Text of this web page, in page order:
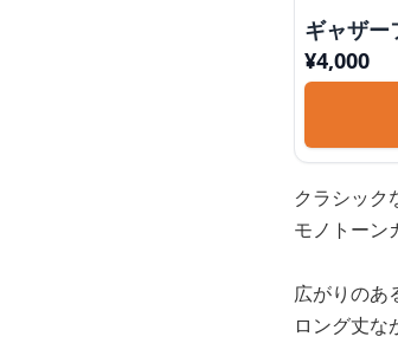
ギャザー
¥4,000
クラシック
モノトーン
広がりのあ
ロング丈な